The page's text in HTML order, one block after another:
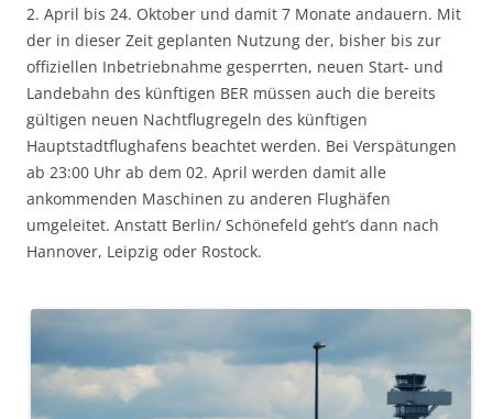
2. April bis 24. Oktober und damit 7 Monate andauern. Mit
der in dieser Zeit geplanten Nutzung der, bisher bis zur
offiziellen Inbetriebnahme gesperrten, neuen Start- und
Landebahn des künftigen BER müssen auch die bereits
gültigen neuen Nachtflugregeln des künftigen
Hauptstadtflughafens beachtet werden. Bei Verspätungen
ab 23:00 Uhr ab dem 02. April werden damit alle
ankommenden Maschinen zu anderen Flughäfen
umgeleitet. Anstatt Berlin/ Schönefeld geht’s dann nach
Hannover, Leipzig oder Rostock.